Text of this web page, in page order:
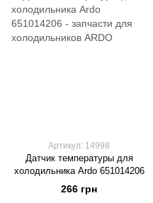
Артикул: 14998
Датчик температуры для
холодильника Ardo 651014206
266 грн